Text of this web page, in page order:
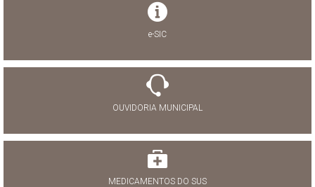
e-SIC
OUVIDORIA MUNICIPAL
MEDICAMENTOS DO SUS